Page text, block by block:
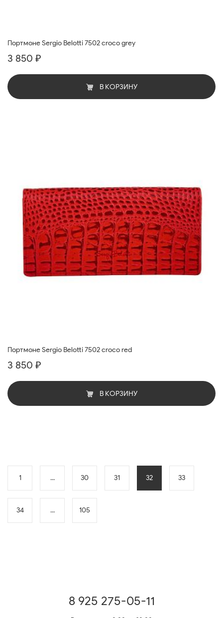
Портмоне Sergio Belotti 7502 croco grey
3 850 ₽
В КОРЗИНУ
Портмоне Sergio Belotti 7502 croco red
3 850 ₽
В КОРЗИНУ
1 ... 30 31 32 33
34 ... 105
8 925 275-05-11